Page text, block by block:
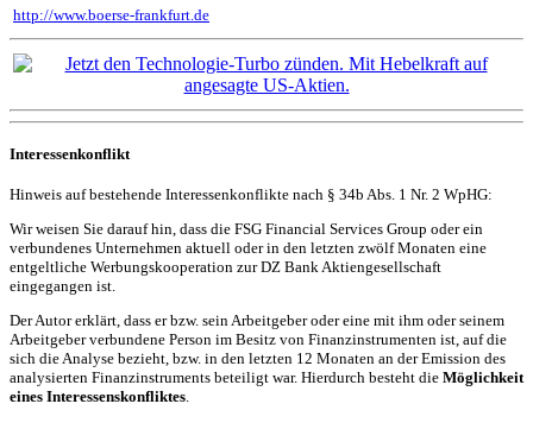
http://www.boerse-frankfurt.de
Interessenkonflikt
Hinweis auf bestehende Interessenkonflikte nach § 34b Abs. 1 Nr. 2 WpHG:
Wir weisen Sie darauf hin, dass die FSG Financial Services Group oder ein
verbundenes Unternehmen aktuell oder in den letzten zwölf Monaten eine
entgeltliche Werbungskooperation zur DZ Bank Aktiengesellschaft
eingegangen ist.
Der Autor erklärt, dass er bzw. sein Arbeitgeber oder eine mit ihm oder seinem
Arbeitgeber verbundene Person im Besitz von Finanzinstrumenten ist, auf die
sich die Analyse bezieht, bzw. in den letzten 12 Monaten an der Emission des
analysierten Finanzinstruments beteiligt war. Hierdurch besteht die Möglichkeit
eines Interessenskonfliktes.